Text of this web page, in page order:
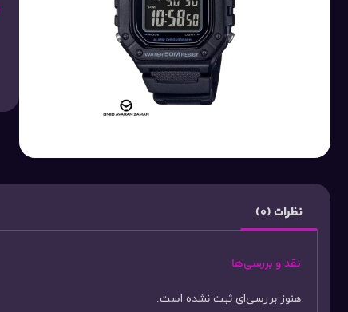
نظرات (0)
نقد و بررسی‌ها
هنوز بررسی‌ای ثبت نشده است.